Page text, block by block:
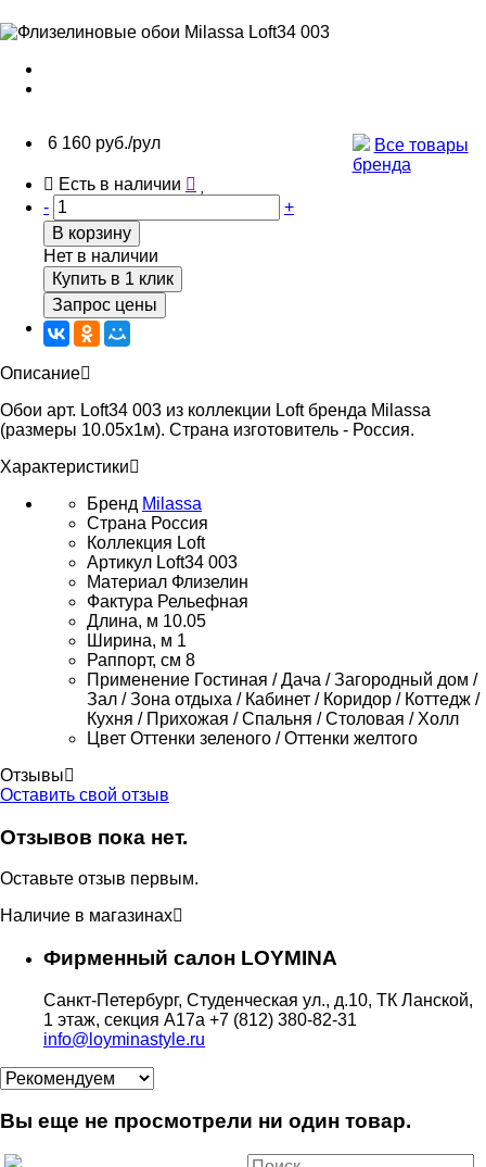
6 160 руб./рул
Все товары
бренда
Есть в наличии
-
+
В корзину
Нет в наличии
Купить в 1 клик
Запрос цены
Описание
Обои арт. Loft34 003 из коллекции Loft бренда Milassa
(размеры 10.05х1м). Страна изготовитель - Россия.
Характеристики
Бренд Milassa
Страна Россия
Коллекция Loft
Артикул Loft34 003
Материал Флизелин
Фактура Рельефная
Длина, м 10.05
Ширина, м 1
Раппорт, см 8
Применение Гостиная / Дача / Загородный дом /
Зал / Зона отдыха / Кабинет / Коридор / Коттедж /
Кухня / Прихожая / Спальня / Столовая / Холл
Цвет Оттенки зеленого / Оттенки желтого
Отзывы
Оставить свой отзыв
Отзывов пока нет.
Оставьте отзыв первым.
Наличие в магазинах
Фирменный салон LOYMINA
Санкт-Петербург, Студенческая ул., д.10, ТК Ланской,
1 этаж, секция А17а +7 (812) 380-82-31
info@loyminastyle.ru
Вы еще не просмотрели ни один товар.